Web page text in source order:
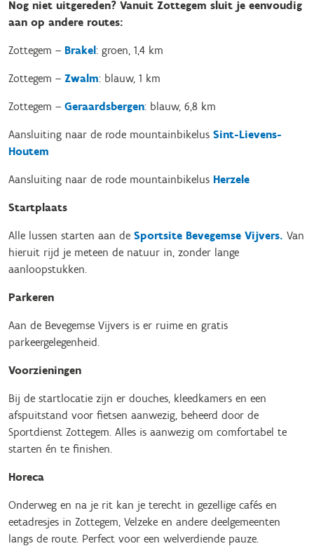
Nog niet uitgereden? Vanuit Zottegem sluit je eenvoudig
aan op andere routes:
Zottegem – Brakel: groen, 1,4 km
Zottegem – Zwalm: blauw, 1 km
Zottegem – Geraardsbergen: blauw, 6,8 km
Aansluiting naar de rode mountainbikelus Sint-Lievens-
Houtem
Aansluiting naar de rode mountainbikelus Herzele
Startplaats
Alle lussen starten aan de Sportsite Bevegemse Vijvers. Van
hieruit rijd je meteen de natuur in, zonder lange
aanloopstukken.
Parkeren
Aan de Bevegemse Vijvers is er ruime en gratis
parkeergelegenheid.
Voorzieningen
Bij de startlocatie zijn er douches, kleedkamers en een
afspuitstand voor fietsen aanwezig, beheerd door de
Sportdienst Zottegem. Alles is aanwezig om comfortabel te
starten én te finishen.
Horeca
Onderweg en na je rit kan je terecht in gezellige cafés en
eetadresjes in Zottegem, Velzeke en andere deelgemeenten
langs de route. Perfect voor een welverdiende pauze.